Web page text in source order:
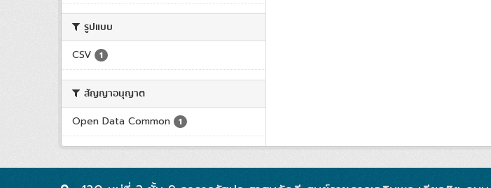
รูปแบบ
CSV 1
สัญญาอนุญาต
Open Data Common 1